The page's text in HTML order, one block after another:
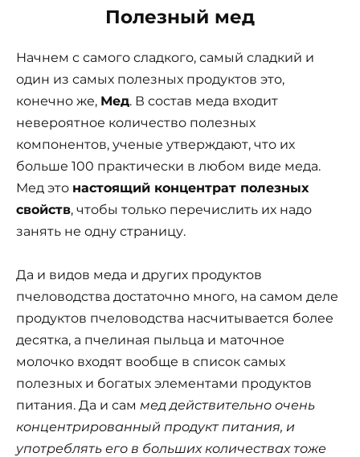
Полезный мед
Начнем с самого сладкого, самый сладкий и
один из самых полезных продуктов это,
конечно же, Мед. В состав меда входит
невероятное количество полезных
компонентов, ученые утверждают, что их
больше 100 практически в любом виде меда.
Мед это настоящий концентрат полезных
свойств, чтобы только перечислить их надо
занять не одну страницу.
Да и видов меда и других продуктов
пчеловодства достаточно много, на самом деле
продуктов пчеловодства насчитывается более
десятка, а пчелиная пыльца и маточное
молочко входят вообще в список самых
полезных и богатых элементами продуктов
питания. Да и сам мед действительно очень
концентрированный продукт питания, и
употреблять его в больших количествах тоже